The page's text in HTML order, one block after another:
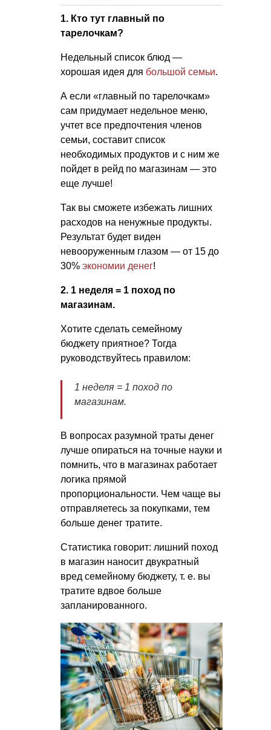
1. Кто тут главный по
тарелочкам?
Недельный список блюд —
хорошая идея для большой семьи.
А если «главный по тарелочкам»
сам придумает недельное меню,
учтет все предпочтения членов
семьи, составит список
необходимых продуктов и с ним же
пойдет в рейд по магазинам — это
еще лучше!
Так вы сможете избежать лишних
расходов на ненужные продукты.
Результат будет виден
невооруженным глазом — от 15 до
30% экономии денег!
2. 1 неделя = 1 поход по
магазинам.
Хотите сделать семейному
бюджету приятное? Тогда
руководствуйтесь правилом:
1 неделя = 1 поход по
магазинам.
В вопросах разумной траты денег
лучше опираться на точные науки и
помнить, что в магазинах работает
логика прямой
пропорциональности. Чем чаще вы
отправляетесь за покупками, тем
больше денег тратите.
Статистика говорит: лишний поход
в магазин наносит двукратный
вред семейному бюджету, т. е. вы
тратите вдвое больше
запланированного.